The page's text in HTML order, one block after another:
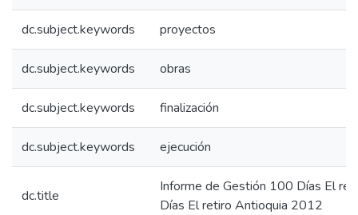
dc.subject.keywords proyectos
dc.subject.keywords obras
dc.subject.keywords finalización
dc.subject.keywords ejecución
dc.title
Informe de Gestión 100 Días El
Días El retiro Antioquia 2012